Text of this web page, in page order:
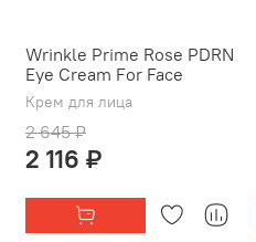
Wrinkle Prime Rose PDRN
Eye Cream For Face
Крем для лица
2 645 ₽
2 116 ₽